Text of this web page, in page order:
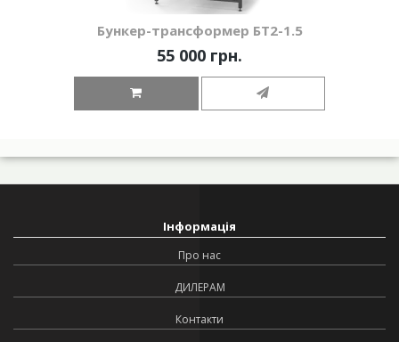
Бункер-трансформер БТ2-1.5
55 000 грн.
Інформація
Про нас
ДИЛЕРАМ
Контакти